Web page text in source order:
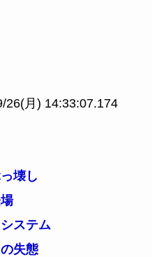
26(月) 14:33:07.174
壊し
ステム
失態